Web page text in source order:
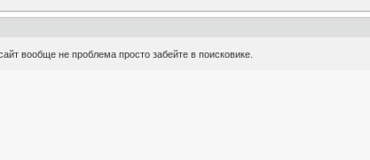
вообще не проблема просто забейте в поисковике.